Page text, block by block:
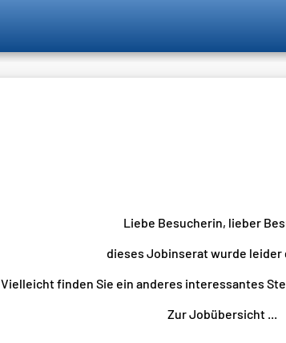
Liebe Besucherin, lieber
dieses Jobinserat wurde leider
Vielleicht finden Sie ein anderes interessantes
Zur Jobübersicht ...